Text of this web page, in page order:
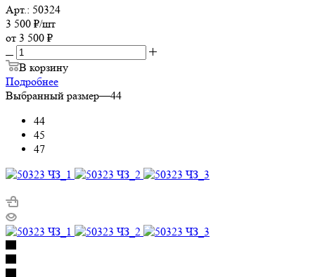
Арт.: 50324
3 500 ₽/шт
от 3 500 ₽
В корзину
Подробнее
Выбранный размер—44
44
45
47